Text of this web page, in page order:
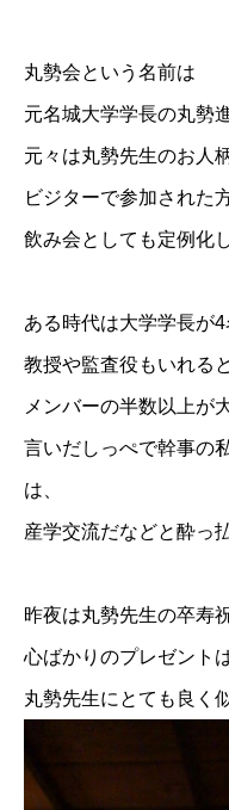
丸勢会という名前は
元名城大学学長の丸勢
元々は丸勢先生のお人
ビジターで参加された
飲み会としても定例化
ある時代は大学学長が4
教授や監査役もいれると
メンバーの半数以上が
言いだしっぺで幹事の
は、
産学交流だなどと酔っ
昨夜は丸勢先生の卒寿
心ばかりのプレゼント
丸勢先生にとても良く